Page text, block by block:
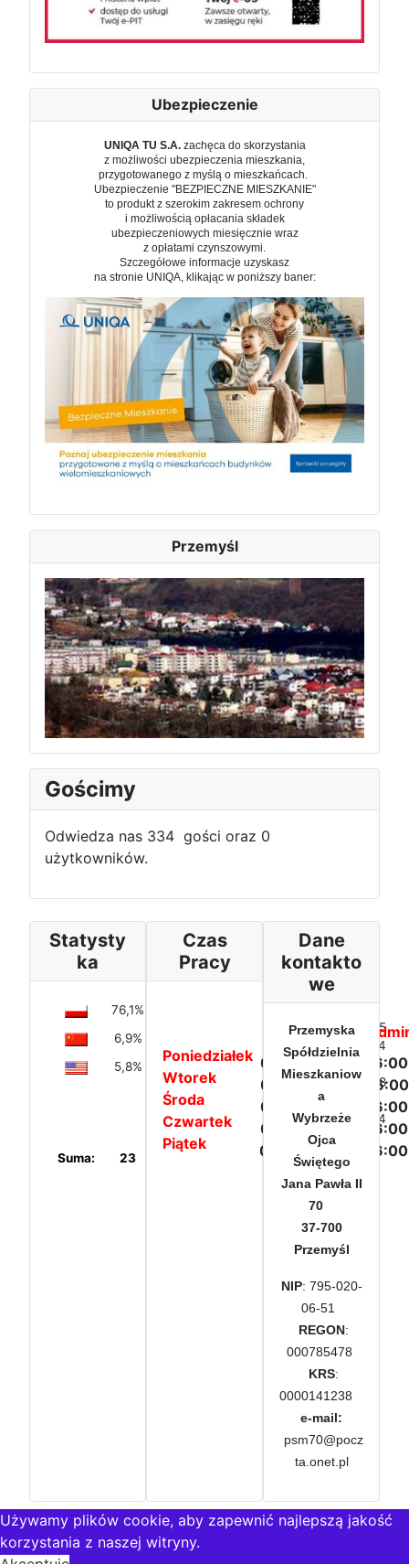
Ubezpieczenie
UNIQA TU S.A. zachęca do skorzystania
z możliwości ubezpieczenia mieszkania,
przygotowanego z myślą o mieszkańcach.
Ubezpieczenie "BEZPIECZNE MIESZKANIE"
to produkt z szerokim zakresem ochrony
i możliwością opłacania składek
ubezpieczeniowych miesięcznie wraz
z opłatami czynszowymi.
Szczegółowe informacje uzyskasz
na stronie UNIQA, klikając w poniższy baner:
Przemyśl
Gościmy
Odwiedza nas 334 gości oraz 0
użytkowników.
Statysty
ka
76,1%
6,9%
5,8%
United
States
of
America
Suma: 23
Dzisiaj:
15
W tym
tygodniu:
264
W tym
miesiącu:
318
W tym
roku:
4.844
Czas
Pracy
Biuro PSM
Poniedziałek
Wtorek
Środa
Czwartek
Piątek
07:00 - 15:00
07:00 - 17:00
07:00 - 15:00
07:00 - 15:00
07:00 - 13:00
Dane
kontakto
we
Przemyska
Spółdzielnia
Mieszkaniow
a
Wybrzeże
Ojca
Świętego
Jana Pawła II
70
37-700
Przemyśl
NIP: 795-020-
06-51
REGON:
000785478
KRS:
0000141238
e-mail:
psm70@pocz
ta.onet.pl
Używamy plików cookie, aby zapewnić najlepszą jakość
korzystania z naszej witryny.